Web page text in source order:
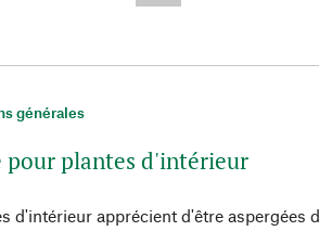
générales
pour plantes d'intérieur
d'intérieur apprécient d'être aspergées